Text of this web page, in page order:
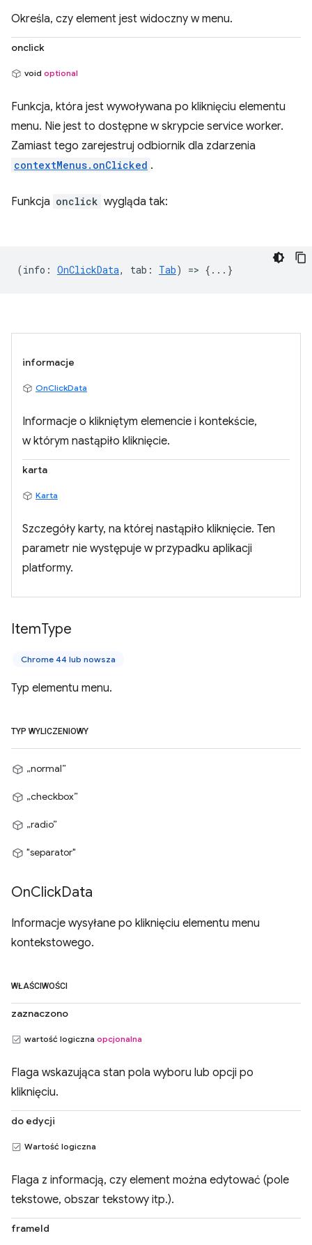
Określa, czy element jest widoczny w menu.
onclick
void optional
Funkcja, która jest wywoływana po kliknięciu elementu
menu. Nie jest to dostępne w skrypcie service worker.
Zamiast tego zarejestruj odbiornik dla zdarzenia
contextMenus.onClicked .
Funkcja onclick wygląda tak:
(info : OnClickData, tab : Tab) => {...}
informacje
OnClickData
Informacje o klikniętym elemencie i kontekście,
w którym nastąpiło kliknięcie.
karta
Karta
Szczegóły karty, na której nastąpiło kliknięcie. Ten
parametr nie występuje w przypadku aplikacji
platformy.
ItemType
Chrome 44 lub nowsza
Typ elementu menu.
TYP WYLICZENIOWY
„normal”
„checkbox”
„radio”
"separator"
OnClickData
Informacje wysyłane po kliknięciu elementu menu
kontekstowego.
WŁAŚCIWOŚCI
zaznaczono
wartość logiczna opcjonalna
Flaga wskazująca stan pola wyboru lub opcji po
kliknięciu.
do edycji
Wartość logiczna
Flaga z informacją, czy element można edytować (pole
tekstowe, obszar tekstowy itp.).
frameId